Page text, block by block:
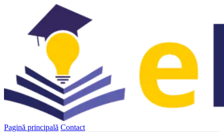
Pagină principală Contact